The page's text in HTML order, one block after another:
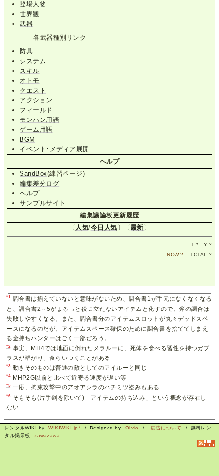
登場人物
世界観
武器
各武器種別リンク
防具
システム
スキル
オトモ
クエスト
アクション
フィールド
モンハン用語
ゲーム用語
BGM
イベント･メディア展開
ヘルプ
SandBox(練習ページ)
編集差分ログ
ヘルプ
サンプルサイト
編集議論板更新履歴
〔 人気/今日人気 〕〔 最新 〕
T.? Y.?
NOW.? TOTAL.?
*1 調合書は揃えていないと意味がないため、調合書1が手元になくなくなる
と、調合書2～5がまるっと役に立たないアイテムと化すので、弾の調合は
失敗しやすくなる。また、調合書分のアイテムスロットが丸々デッドスペ
ースになるのだが、アイテムスペース確保のために調合書を捨ててしまえ
る金持ちハンターはごく一部だろう。
*2 事実、MH4では地面に倒れたメラルーに、死体を食べる習性を持つガブ
ラスが群がり、食らいつくことがある
*3 動きそのものは普通の敵としてのアイルーと同じ
*4 MHP2G以前と比べて近寄る速度が遅い等
*5 一応、拘束攻撃中のアオアシラのハチミツ盗みもある
*6 そもそも(片手剣を除いて)「アイテムの持ち込み」という概念が存在し
ない
レンタルWIKI by WIKIWIKI.jp* / Designed by Olivia / 広告について
/ 無料レン
タル掲示板
zawazawa